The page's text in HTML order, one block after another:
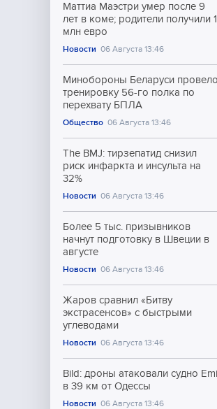
Маттиа Маэстри умер после 9
лет в коме; родители получили 1
млн евро
Новости 06 Августа 13:46
Минобороны Беларуси провело
тренировку 56-го полка по
перехвату БПЛА
Общество 06 Августа 13:46
The BMJ: тирзепатид снизил
риск инфаркта и инсульта на
32%
Новости 06 Августа 13:46
Более 5 тыс. призывников
начнут подготовку в Швеции в
августе
Новости 06 Августа 13:46
Жаров сравнил «Битву
экстрасенсов» с быстрыми
углеводами
Новости 06 Августа 13:46
Bild: дроны атаковали судно
в 39 км от Одессы
Новости 06 Августа 13:46